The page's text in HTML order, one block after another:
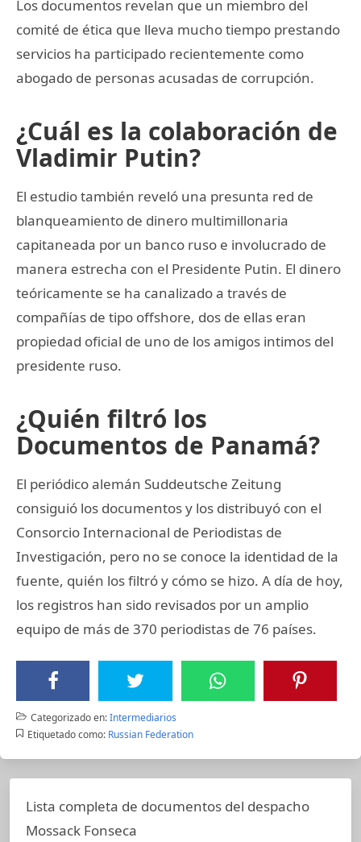
Los documentos revelan que un miembro del
comité de ética que lleva mucho tiempo prestando
servicios ha participado recientemente como
abogado de personas acusadas de corrupción.
¿Cuál es la colaboración de
Vladimir Putin?
El estudio también reveló una presunta red de
blanqueamiento de dinero multimillonaria
capitaneada por un banco ruso e involucrado de
manera estrecha con el Presidente Putin. El dinero
teóricamente se ha canalizado a través de
compañías de tipo offshore, dos de ellas eran
propiedad oficial de uno de los amigos intimos del
presidente ruso.
¿Quién filtró los
Documentos de Panamá?
El periódico alemán Suddeutsche Zeitung
consiguió los documentos y los distribuyó con el
Consorcio Internacional de Periodistas de
Investigación, pero no se conoce la identidad de la
fuente, quién los filtró y cómo se hizo. A día de hoy,
los registros han sido revisados por un amplio
equipo de más de 370 periodistas de 76 países.
Categorizado en:Intermediarios
Etiquetado como: Russian Federation
Lista completa de documentos del despacho
Mossack Fonseca